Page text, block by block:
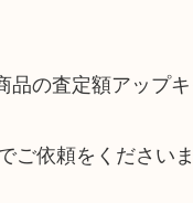
の査定額アップ
依頼をくださいま